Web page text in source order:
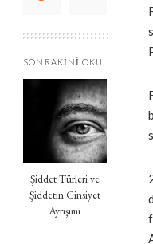
SONRAKINI OKU.
Şiddet Türleri ve
Şiddetin Cinsiyet
Ayrışımı